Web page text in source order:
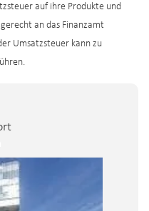
auf ihre Produkte und
an das Finanzamt
Umsatzsteuer kann zu